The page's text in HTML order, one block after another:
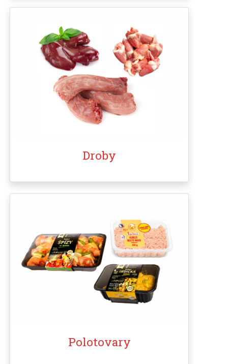
Droby
Polotovary